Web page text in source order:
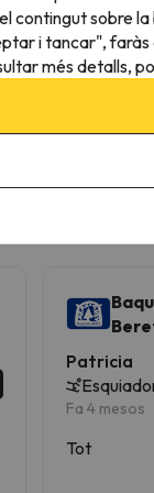
després de
Lobató, i un
el pic de les
Publicada:
Patricia
Fa 4 mesos
Tot
contingut sobre
i tancar",
més detalls,